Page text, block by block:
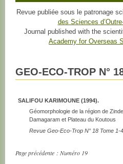
Revue publiée sous le patronage
des Sciences
Journal published with the
Academy for Overseas
GEO-ECO-TROP N°
SALIFOU KARIMOUNE (1994).
Géomorphologie de la région de
Damagaram et Plateau du Koutous
Revue Geo-Eco-Trop N° 18 Tome 1-4
Page précédente : Numéro 19